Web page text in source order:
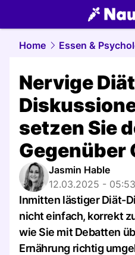
food.NAU.ch
Home Essen &
Nervige
setzen Sie
Gegenüber
Jasmin Hable
12.03.2025 - 05:53
Inmitten lästiger Diät-
nicht einfach, korrekt
wie Sie mit Debatten
Ernährung richtig